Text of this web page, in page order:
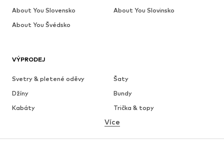
VÝPRODEJ
Svetry & pletené oděvy
Šaty
Džíny
Bundy
Kabáty
Trička & topy
Spodní prádlo
Více
About You Slovensko
About You Slovinsko
About You Švédsko